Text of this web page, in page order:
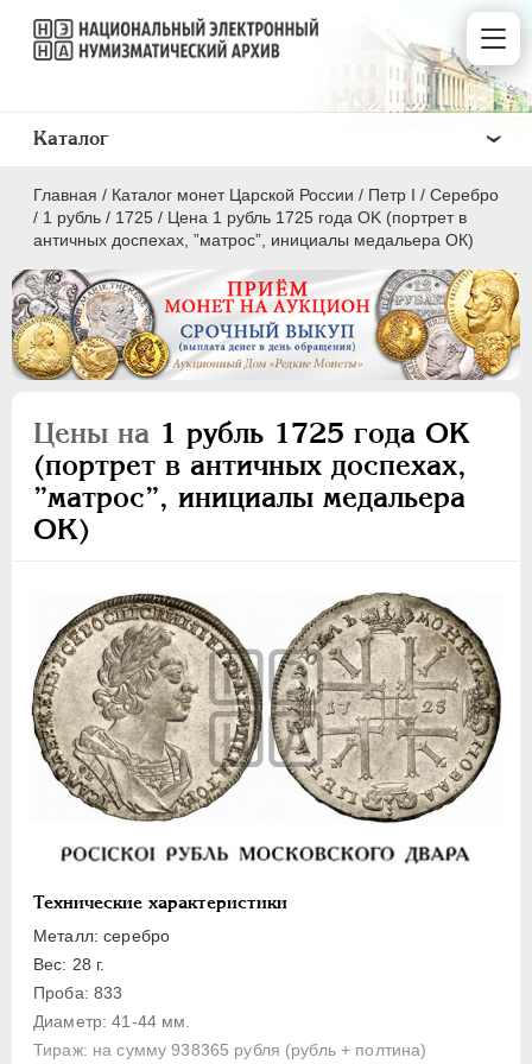
Главная / Каталог монет Царской России / Пeтр I / Серебро
/ 1 рубль / 1725 / Цена 1 рубль 1725 года OK (портрет в
античных доспехах, ”матрос”, инициалы медальера ОК)
Цены на 1 рубль 1725 года OK
(портрет в античных доспехах,
”матрос”, инициалы медальера
ОК)
Технические характеристики
Металл: серебро
Вес: 28 г.
Проба: 833
Диаметр: 41-44 мм.
Тираж: на сумму 938365 рубля (рубль + полтина)
Каталог
ПEТР I 1699 - 1725
Серебро
1 рубль
Полтина
Полуполтинник
Гривна
10 денег
5 копеек
Алтын(ник)
1 копейка
Медь
Для Речи Посполитой
ЕКАТЕРИНА I 1725-1727
ПЕТР II 1727-1729
АННА ИОАННОВНА
ИОАНН АНТОНОВИЧ